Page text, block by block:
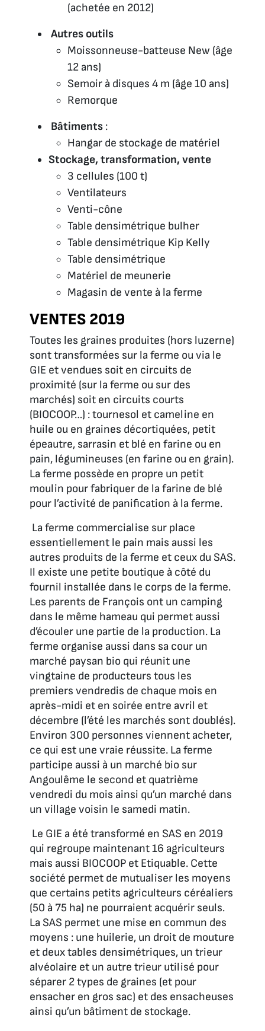
(achetée en 2012)
Autres outils
Moissonneuse-batteuse New (âge
12 ans)
Semoir à disques 4 m (âge 10 ans)
Remorque
Bâtiments :
Hangar de stockage de matériel
Stockage, transformation, vente
3 cellules (100 t)
Ventilateurs
Venti-cône
Table densimétrique bulher
Table densimétrique Kip Kelly
Table densimétrique
Matériel de meunerie
Magasin de vente à la ferme
VENTES 2019
Toutes les graines produites (hors luzerne)
sont transformées sur la ferme ou via le
GIE et vendues soit en circuits de
proximité (sur la ferme ou sur des
marchés) soit en circuits courts
(BIOCOOP…) : tournesol et cameline en
huile ou en graines décortiquées, petit
épeautre, sarrasin et blé en farine ou en
pain, légumineuses (en farine ou en grain).
La ferme possède en propre un petit
moulin pour fabriquer de la farine de blé
pour l’activité de panification à la ferme.
La ferme commercialise sur place
essentiellement le pain mais aussi les
autres produits de la ferme et ceux du SAS.
Il existe une petite boutique à côté du
fournil installée dans le corps de la ferme.
Les parents de François ont un camping
dans le même hameau qui permet aussi
d’écouler une partie de la production. La
ferme organise aussi dans sa cour un
marché paysan bio qui réunit une
vingtaine de producteurs tous les
premiers vendredis de chaque mois en
après-midi et en soirée entre avril et
décembre (l’été les marchés sont doublés).
Environ 300 personnes viennent acheter,
ce qui est une vraie réussite. La ferme
participe aussi à un marché bio sur
Angoulême le second et quatrième
vendredi du mois ainsi qu’un marché dans
un village voisin le samedi matin.
Le GIE a été transformé en SAS en 2019
qui regroupe maintenant 16 agriculteurs
mais aussi BIOCOOP et Etiquable. Cette
société permet de mutualiser les moyens
que certains petits agriculteurs céréaliers
(50 à 75 ha) ne pourraient acquérir seuls.
La SAS permet une mise en commun des
moyens : une huilerie, un droit de mouture
et deux tables densimétriques, un trieur
alvéolaire et un autre trieur utilisé pour
séparer 2 types de graines (et pour
ensacher en gros sac) et des ensacheuses
ainsi qu’un bâtiment de stockage.